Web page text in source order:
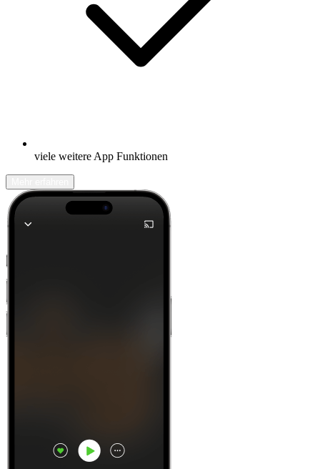
viele weitere App Funktionen